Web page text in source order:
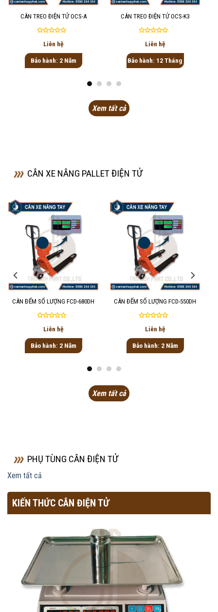
CÂN TREO ĐIỆN TỬ OCS-A
Được
hạng
0
Liên hệ
Bảo hành: 2 Năm
CÂN TREO ĐIỆN TỬ OCS-K3
Được
hạng
0
Liên hệ
Bảo hành: 12 Tháng
Xem tất cả
CÂN XE NÂNG PALLET ĐIỆN TỬ
CÂN ĐẾM SỐ LƯỢNG FCD-680DH
Được
hạng
0
Liên hệ
Bảo hành: 2 Năm
CÂN ĐẾM SỐ LƯỢNG FCD-550DH
Được
hạng
0
Liên hệ
Bảo hành: 2 Năm
Xem tất cả
PHỤ TÙNG CÂN ĐIỆN TỬ
Xem tất cả
KIẾN THỨC CÂN ĐIỆN TỬ